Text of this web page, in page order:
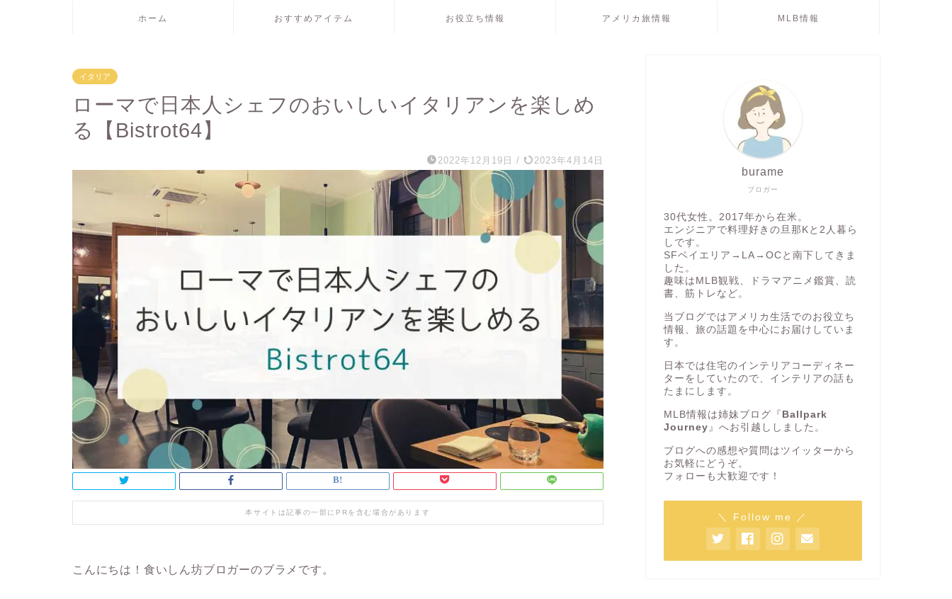
ホーム おすすめアイテム お役立ち情報 アメリカ旅情報 MLB情報
イタリア
ローマで日本人シェフのおいしいイタリアンを楽しめ
る【Bistrot64】
2022年12月19日 / 2023年4月14日
本サイトは記事の一部にPRを含む場合があります
こんにちは！食いしん坊ブロガーのブラメです。
ブロガー
burame
30代女性。2017年から在米。
エンジニアで料理好きの旦那Kと2人暮ら
しです。
SFベイエリア→LA→OCと南下してきま
した。
趣味はMLB観戦、ドラマアニメ鑑賞、読
書、筋トレなど。
当ブログではアメリカ生活でのお役立ち
情報、旅の話題を中心にお届けしていま
す。
日本では住宅のインテリアコーディネー
ターをしていたので、インテリアの話も
たまにします。
MLB情報は姉妹ブログ『 Ballpark
Journey 』へお引越ししました。
ブログへの感想や質問はツイッターから
お気軽にどうぞ。
フォローも大歓迎です！
＼ Follow me ／